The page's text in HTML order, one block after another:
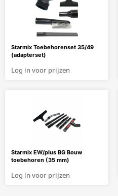
Starmix Toebehorenset 35/49
(adapterset)
Log in voor prijzen
Starmix EW/plus BG Bouw
toebehoren (35 mm)
Log in voor prijzen